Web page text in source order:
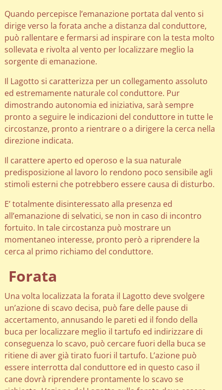
Quando percepisce l’emanazione portata dal vento si
dirige verso la forata anche a distanza dal conduttore,
può rallentare e fermarsi ad inspirare con la testa molto
sollevata e rivolta al vento per localizzare meglio la
sorgente di emanazione.
Il Lagotto si caratterizza per un collegamento assoluto
ed estremamente naturale col conduttore. Pur
dimostrando autonomia ed iniziativa, sarà sempre
pronto a seguire le indicazioni del conduttore in tutte le
circostanze, pronto a rientrare o a dirigere la cerca nella
direzione indicata.
Il carattere aperto ed operoso e la sua naturale
predisposizione al lavoro lo rendono poco sensibile agli
stimoli esterni che potrebbero essere causa di disturbo.
E’ totalmente disinteressato alla presenza ed
all’emanazione di selvatici, se non in caso di incontro
fortuito. In tale circostanza può mostrare un
momentaneo interesse, pronto però a riprendere la
cerca al primo richiamo del conduttore.
Forata
Una volta localizzata la forata il Lagotto deve svolgere
un’azione di scavo decisa, può fare delle pause di
accertamento, annusando le pareti ed il fondo della
buca per localizzare meglio il tartufo ed indirizzare di
conseguenza lo scavo, può cercare fuori della buca se
ritiene di aver già tirato fuori il tartufo. L’azione può
essere interrotta dal conduttore ed in questo caso il
cane dovrà riprendere prontamente lo scavo se